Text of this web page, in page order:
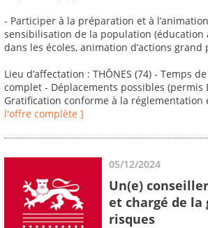
- Participer à la préparation et à
sensibilisation de la population (éducation
dans les écoles, animation d’actions grand
Lieu d’affectation : THÔNES (74) - Temps
complet - Déplacements possibles (permis
Gratification conforme à la réglementation
l'offre complète ]
05/12/2024
Un(e)
et chargé de la
risques